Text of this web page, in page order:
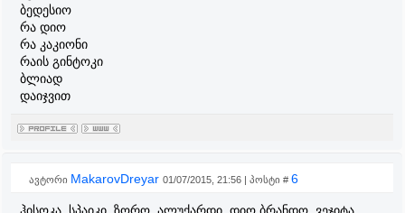
ბედესიო
რა დიო
რა კაკიონი
რაის გინტოკი
ბლიად
დაიჯვით
ავტორი MakarovDreyar 01/07/2015, 21:56 | პოსტი # 6